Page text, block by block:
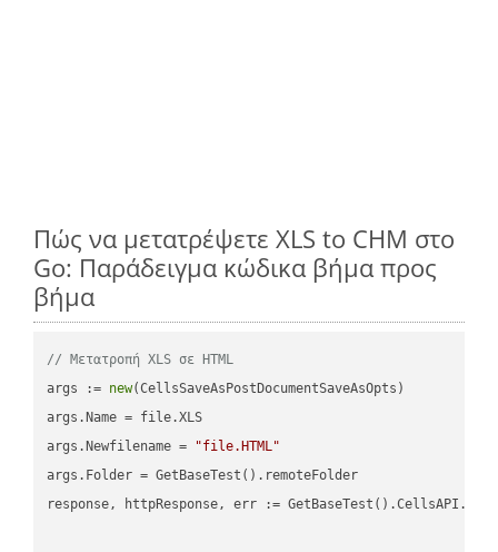
Πώς να μετατρέψετε XLS to CHM στο
Go: Παράδειγμα κώδικα βήμα προς
βήμα
// Μετατροπή XLS σε HTML
args := new(CellsSaveAsPostDocumentSaveAsOpts)
args.Name = file.XLS
args.Newfilename =
"file.HTML"
args.Folder = GetBaseTest().remoteFolder
response, httpResponse, err :=